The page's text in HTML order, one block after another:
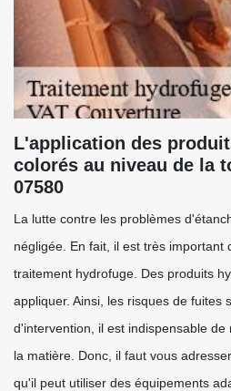
L'application des
colorés au niveau de la
07580
La lutte contre les problèmes
négligée. En fait, il est très important
traitement hydrofuge. Des produits
appliquer. Ainsi, les risques de fuites
d'intervention, il est indispensable
la matière. Donc, il faut vous
qu'il peut utiliser des équipements